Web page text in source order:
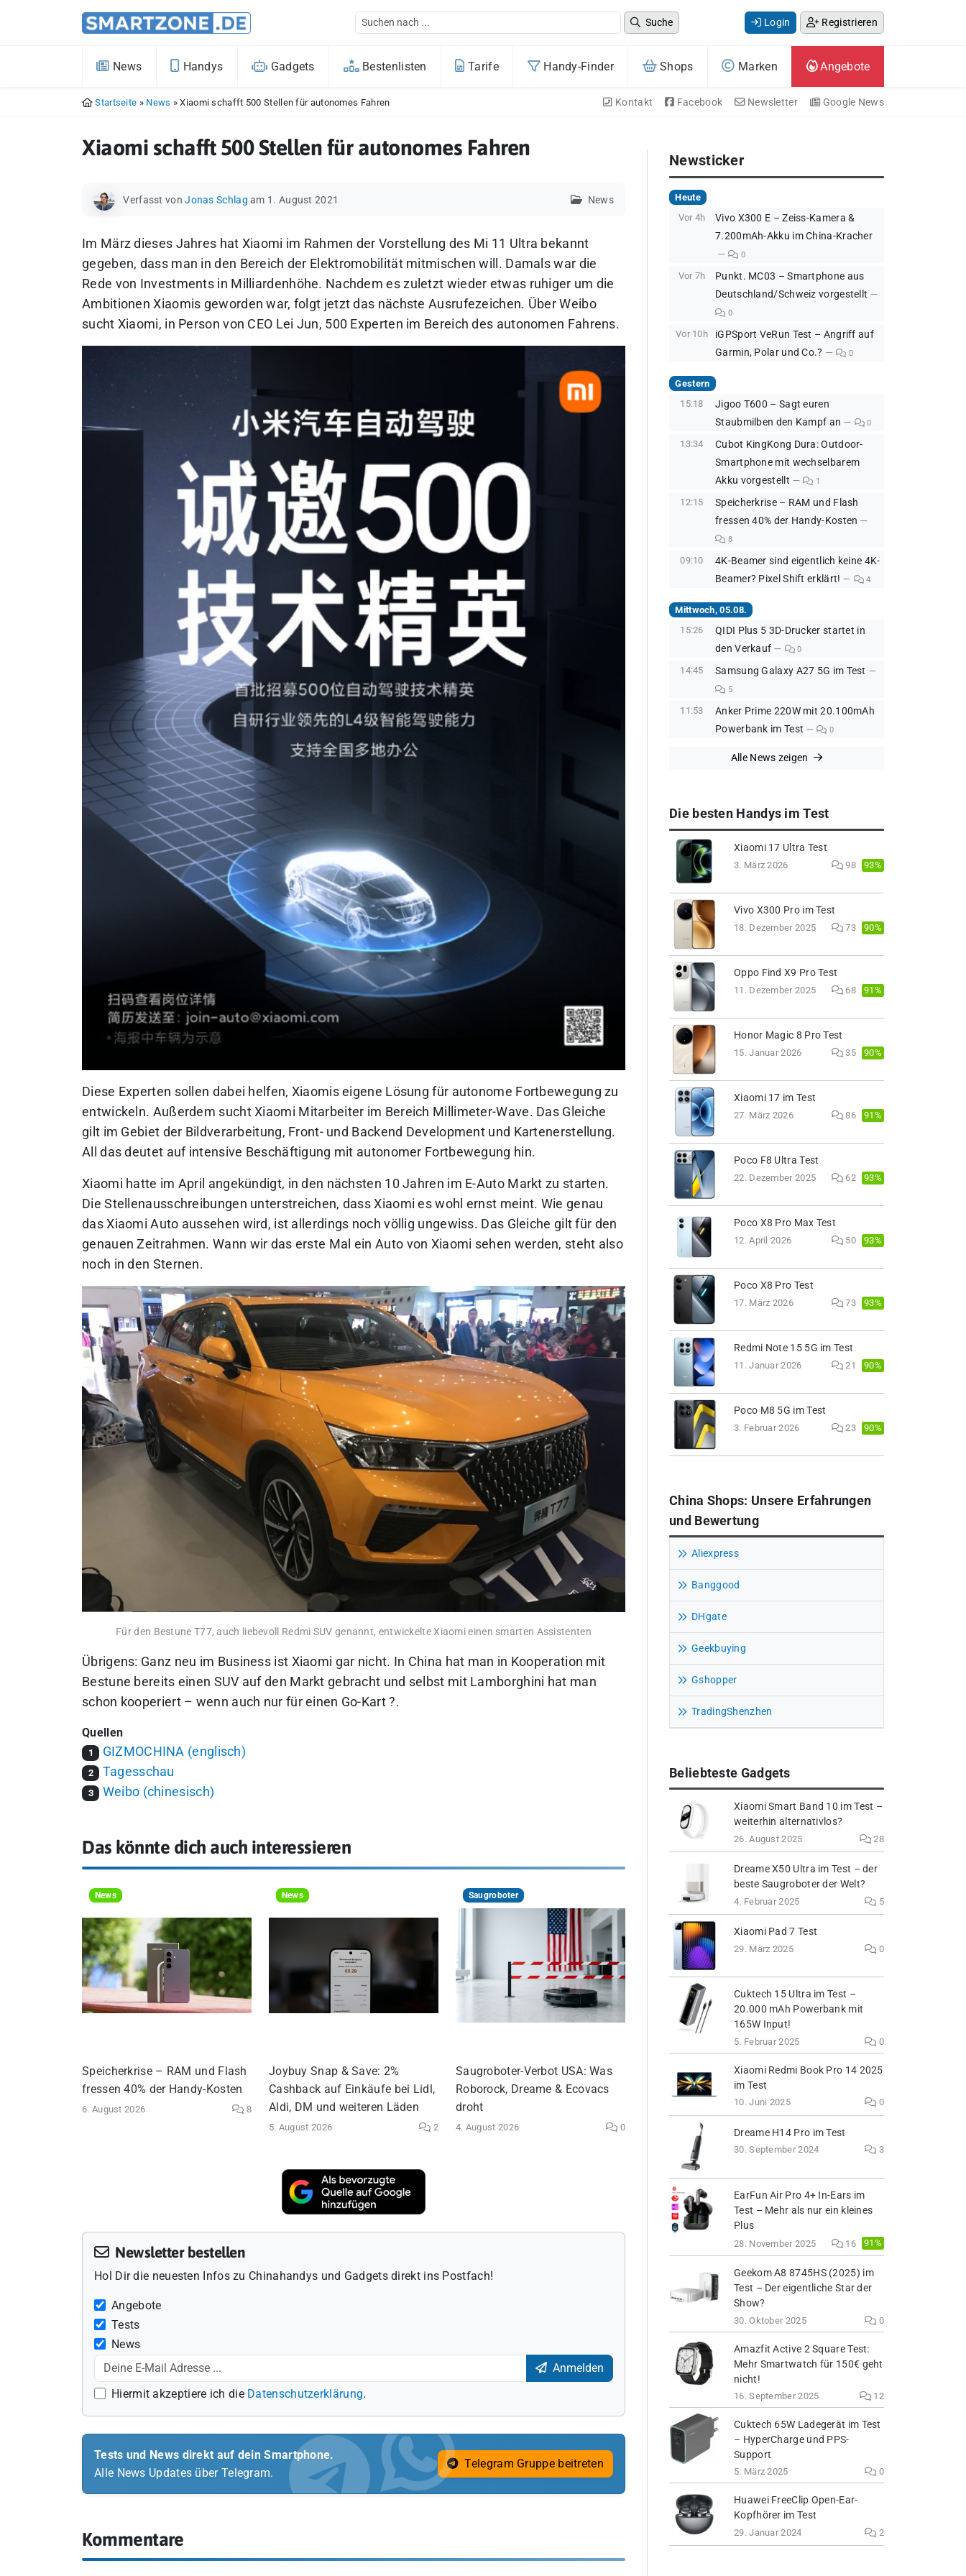
Suche Login Registrieren
News Handys Gadgets Bestenlisten Tarife Handy-Finder Shops Marken Angebote
Startseite » News »Xiaomi schafft 500 Stellen für autonomes Fahren Kontakt Facebook Newsletter Google News
Xiaomi schafft 500 Stellen für autonomes Fahren
Verfasst von Jonas Schlag am 1. August 2021 News
Im März dieses Jahres hat Xiaomi im Rahmen der Vorstellung des Mi 11 Ultra bekannt
gegeben, dass man in den Bereich der Elektromobilität mitmischen will. Damals war die
Rede von Investments in Milliardenhöhe. Nachdem es zuletzt wieder etwas ruhiger um die
Ambitionen Xiaomis geworden war, folgt jetzt das nächste Ausrufezeichen. Über Weibo
sucht Xiaomi, in Person von CEO Lei Jun, 500 Experten im Bereich des autonomen Fahrens.
Diese Experten sollen dabei helfen, Xiaomis eigene Lösung für autonome Fortbewegung zu
entwickeln. Außerdem sucht Xiaomi Mitarbeiter im Bereich Millimeter-Wave. Das Gleiche
gilt im Gebiet der Bildverarbeitung, Front- und Backend Development und Kartenerstellung.
All das deutet auf intensive Beschäftigung mit autonomer Fortbewegung hin.
Xiaomi hatte im April angekündigt, in den nächsten 10 Jahren im E-Auto Markt zu starten.
Die Stellenausschreibungen unterstreichen, dass Xiaomi es wohl ernst meint. Wie genau
das Xiaomi Auto aussehen wird, ist allerdings noch völlig ungewiss. Das Gleiche gilt für den
genauen Zeitrahmen. Wann wir das erste Mal ein Auto von Xiaomi sehen werden, steht also
noch in den Sternen.
Für den Bestune T77, auch liebevoll Redmi SUV genannt, entwickelte Xiaomi einen smarten Assistenten
Übrigens: Ganz neu im Business ist Xiaomi gar nicht. In China hat man in Kooperation mit
Bestune bereits einen SUV auf den Markt gebracht und selbst mit Lamborghini hat man
schon kooperiert – wenn auch nur für einen Go-Kart ?.
Quellen
1 GIZMOCHINA (englisch)
2 Tagesschau
3 Weibo (chinesisch)
Das könnte dich auch interessieren
News
Speicherkrise – RAM und Flash
fressen 40% der Handy-Kosten
6. August 2026 8
News
Joybuy Snap & Save: 2%
Cashback auf Einkäufe bei Lidl,
Aldi, DM und weiteren Läden
5. August 2026 2
Saugroboter
Saugroboter-Verbot USA: Was
Roborock, Dreame & Ecovacs
droht
4. August 2026 0
Newsletter bestellen
Hol Dir die neuesten Infos zu Chinahandys und Gadgets direkt ins Postfach!
Angebote
Tests
News
Anmelden
Hiermit akzeptiere ich die Datenschutzerklärung.
Tests und News direkt auf dein Smartphone.
Alle News Updates über Telegram.
Telegram Gruppe beitreten
Kommentare
Newsticker
Heute
Vor 4h
Vivo X300 E – Zeiss-Kamera &
7.200mAh-Akku im China-Kracher
0
Vor 7h
Punkt. MC03 – Smartphone aus
Deutschland/Schweiz vorgestellt
0
Vor 10h
iGPSport VeRun Test – Angriff auf
Garmin, Polar und Co.?
0
Gestern
15:18
Jigoo T600 – Sagt euren
Staubmilben den Kampf an
0
13:34
Cubot KingKong Dura: Outdoor-
Smartphone mit wechselbarem
Akku vorgestellt
1
12:15
Speicherkrise – RAM und Flash
fressen 40% der Handy-Kosten
8
09:10
4K-Beamer sind eigentlich keine 4K-
Beamer? Pixel Shift erklärt!
4
Mittwoch, 05.08.
15:26
QIDI Plus 5 3D-Drucker startet in
den Verkauf
0
14:45 Samsung Galaxy A27 5G im Test
5
11:53
Anker Prime 220W mit 20.100mAh
Powerbank im Test
0
Alle News zeigen
Die besten Handys im Test
Xiaomi 17 Ultra Test
3. März 2026 98 93%
Vivo X300 Pro im Test
18. Dezember 2025 73 90%
Oppo Find X9 Pro Test
11. Dezember 2025 68 91%
Honor Magic 8 Pro Test
15. Januar 2026 35 90%
Xiaomi 17 im Test
27. März 2026 86 91%
Poco F8 Ultra Test
22. Dezember 2025 62 93%
Poco X8 Pro Max Test
12. April 2026 50 93%
Poco X8 Pro Test
17. März 2026 73 93%
Redmi Note 15 5G im Test
11. Januar 2026 21 90%
Poco M8 5G im Test
3. Februar 2026 23 90%
China Shops: Unsere Erfahrungen
und Bewertung
Aliexpress
Banggood
DHgate
Geekbuying
Gshopper
TradingShenzhen
Beliebteste Gadgets
Xiaomi Smart Band 10 im Test –
weiterhin alternativlos?
26. August 2025 28
Dreame X50 Ultra im Test – der
beste Saugroboter der Welt?
4. Februar 2025 5
Xiaomi Pad 7 Test
29. März 2025 0
Cuktech 15 Ultra im Test –
20.000 mAh Powerbank mit
165W Input!
5. Februar 2025 0
Xiaomi Redmi Book Pro 14 2025
im Test
10. Juni 2025 0
Dreame H14 Pro im Test
30. September 2024 3
EarFun Air Pro 4+ In-Ears im
Test – Mehr als nur ein kleines
Plus
28. November 2025 16 91%
Geekom A8 8745HS (2025) im
Test – Der eigentliche Star der
Show?
30. Oktober 2025 0
Amazfit Active 2 Square Test:
Mehr Smartwatch für 150€ geht
nicht!
16. September 2025 12
Cuktech 65W Ladegerät im Test
– HyperCharge und PPS-
Support
5. März 2025 0
Huawei FreeClip Open-Ear-
Kopfhörer im Test
29. Januar 2024 2